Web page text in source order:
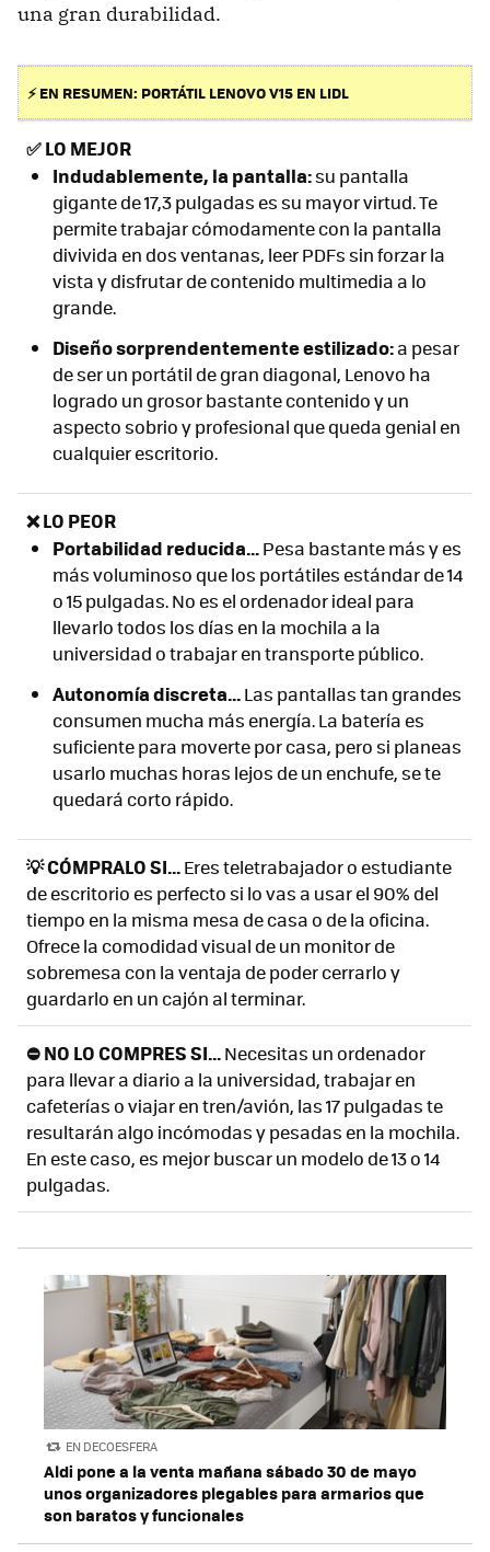
una gran durabilidad.
⚡ EN RESUMEN: PORTÁTIL LENOVO V15 EN LIDL
✅LO MEJOR
Indudablemente, la pantalla:su pantalla
gigante de 17,3 pulgadas es su mayor virtud. Te
permite trabajar cómodamente con la pantalla
divivida en dos ventanas, leer PDFs sin forzar la
vista y disfrutar de contenido multimedia a lo
grande.
Diseño sorprendentemente estilizado:a pesar
de ser un portátil de gran diagonal, Lenovo ha
logrado un grosor bastante contenido y un
aspecto sobrio y profesional que queda genial en
cualquier escritorio.
❌ LO PEOR
Portabilidad reducida...Pesa bastante más y es
más voluminoso que los portátiles estándar de 14
o 15 pulgadas. No es el ordenador ideal para
llevarlo todos los días en la mochila a la
universidad o trabajar en transporte público.
Autonomía discreta...Las pantallas tan grandes
consumen mucha más energía. La batería es
suficiente para moverte por casa, pero si planeas
usarlo muchas horas lejos de un enchufe, se te
quedará corto rápido.
💡 CÓMPRALO SI...Eres teletrabajador o estudiante
de escritorio es perfecto si lo vas a usar el 90% del
tiempo en la misma mesa de casa o de la oficina.
Ofrece la comodidad visual de un monitor de
sobremesa con la ventaja de poder cerrarlo y
guardarlo en un cajón al terminar.
⛔ NO LO COMPRES SI...Necesitas un ordenador
para llevar a diario a la universidad, trabajar en
cafeterías o viajar en tren/avión, las 17 pulgadas te
resultarán algo incómodas y pesadas en la mochila.
En este caso, es mejor buscar un modelo de 13 o 14
pulgadas.
EN DECOESFERA
Aldi pone a la venta mañana sábado 30 de mayo
unos organizadores plegables para armarios que
son baratos y funcionales